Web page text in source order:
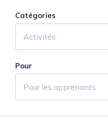
Catégories
Activités
Pour
Pour les apprenants